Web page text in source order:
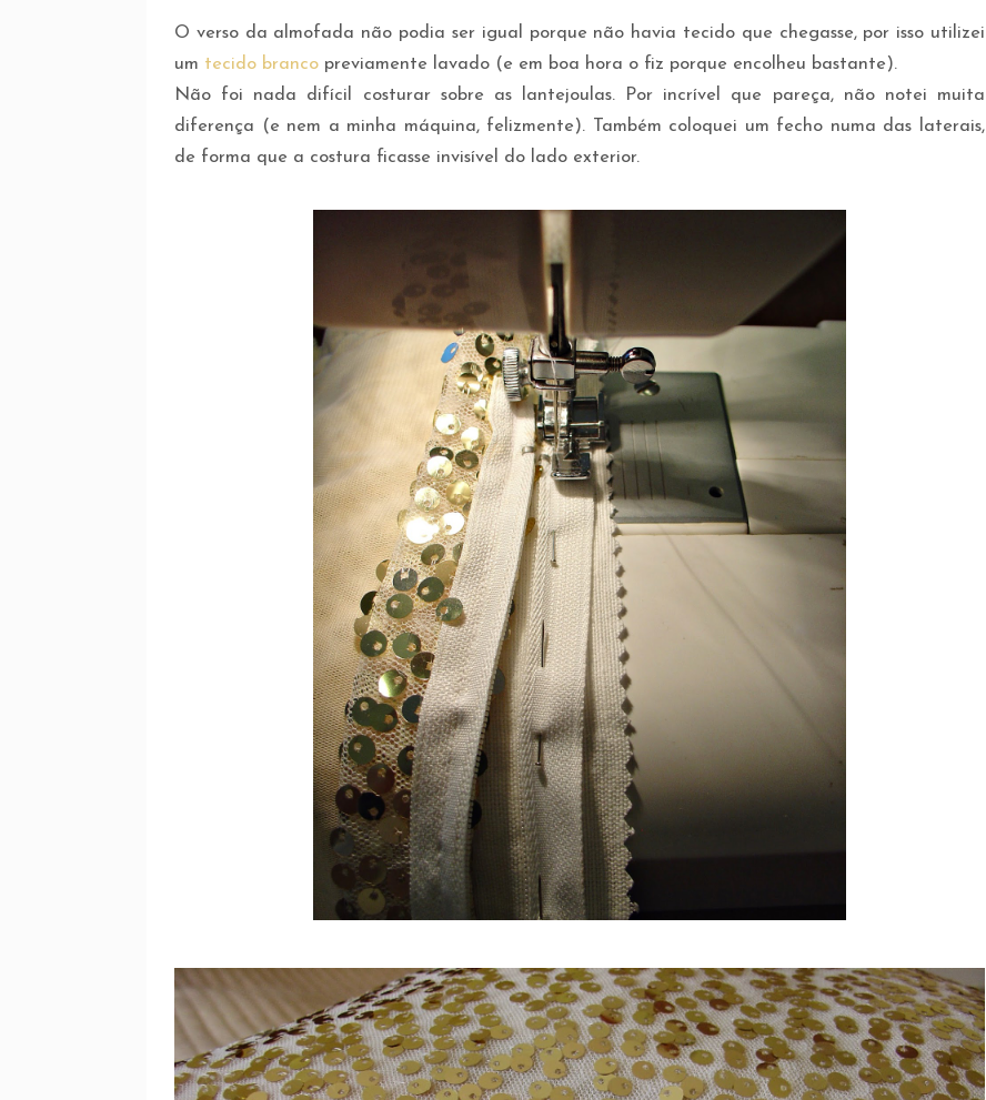
O verso da almofada não podia ser igual porque não havia tecido que chegasse, por isso utilizei
um tecido branco previamente lavado (e em boa hora o fiz porque encolheu bastante).
Não foi nada difícil costurar sobre as lantejoulas. Por incrível que pareça, não notei muita
diferença (e nem a minha máquina, felizmente). Também coloquei um fecho numa das laterais,
de forma que a costura ficasse invisível do lado exterior.